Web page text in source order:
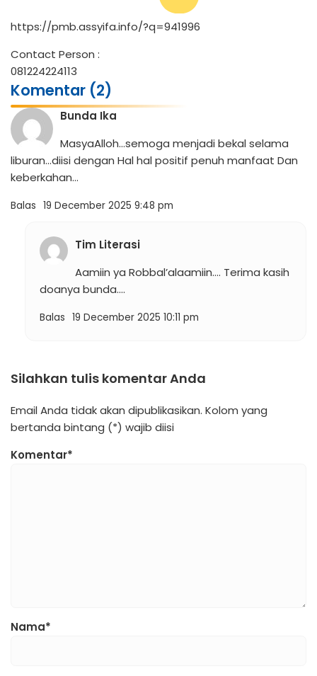
https://pmb.assyifa.info/?q=941996
Contact Person :
081224224113
Komentar (2)
Bunda Ika
MasyaAlloh…semoga menjadi bekal selama
liburan…diisi dengan Hal hal positif penuh manfaat Dan
keberkahan…
Balas 19 December 2025 9:48 pm
Tim Literasi
Aamiin ya Robbal’alaamiin…. Terima kasih
doanya bunda….
Balas 19 December 2025 10:11 pm
Silahkan tulis komentar Anda
Email Anda tidak akan dipublikasikan. Kolom yang
bertanda bintang (*) wajib diisi
Komentar*
Nama*